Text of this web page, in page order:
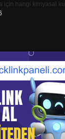
için hangi kimyasal